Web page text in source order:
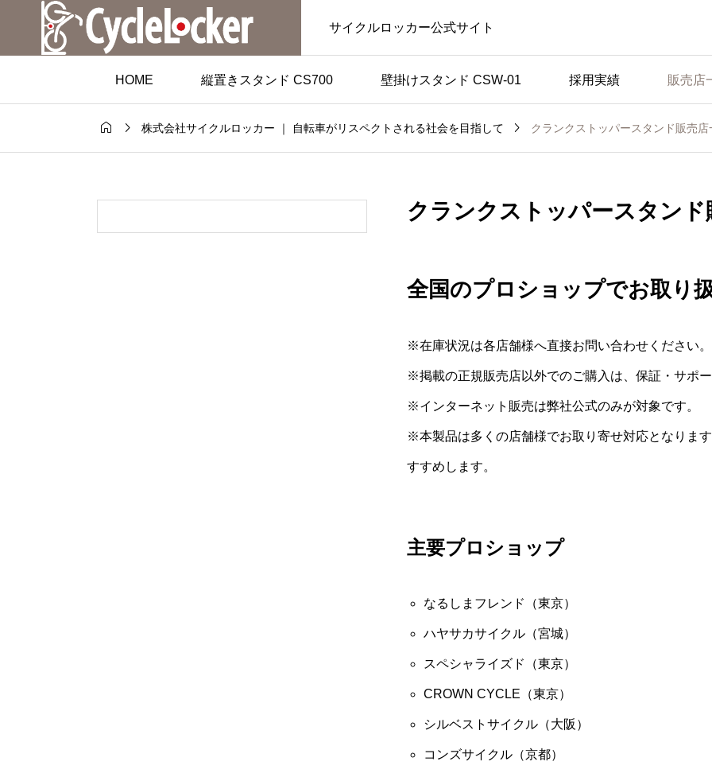
サイクルロッカー公式サイト
HOME 縦置きスタンド CS700 壁掛けスタンド CSW-01 採用実績 販売店
  株式会社サイクルロッカー ｜ 自転車がリスペクトされる社会を目指して  クランクストッパースタンド販売店
クランクストッパースタンド
全国のプロショップでお取り
※在庫状況は各店舗様へ直接お問い合わせください。
※掲載の正規販売店以外でのご購入は、保証・サポ
※インターネット販売は弊社公式のみが対象です。
※本製品は多くの店舗様でお取り寄せ対応となりま
すすめします。
主要プロショップ
なるしまフレンド（東京）
ハヤサカサイクル（宮城）
スペシャライズド（東京）
CROWN CYCLE（東京）
シルベストサイクル（大阪）
コンズサイクル（京都）